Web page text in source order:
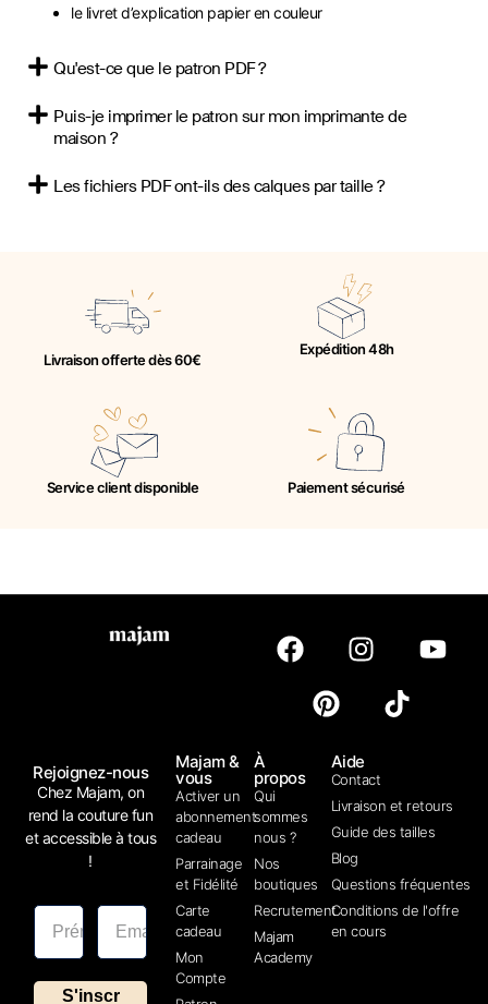
le livret d’explication papier en couleur
Qu'est-ce que le patron PDF ?
Puis-je imprimer le patron sur mon imprimante de
maison ?
Les fichiers PDF ont-ils des calques par taille ?
Livraison offerte dès 60€
Expédition 48h
Service client disponible Paiement sécurisé
Aide
Contact
Livraison et retours
Guide des tailles
Blog
Questions fréquentes
Conditions de l'offre
en cours
À
propos
Qui
sommes
nous ?
Nos
boutiques
Recrutement
Majam
Academy
Majam &
vous
Activer un
abonnement
cadeau
Parrainage
et Fidélité
Carte
cadeau
Mon
Compte
Rejoignez-nous
Chez Majam, on
rend la couture fun
et accessible à tous
!
S'inscr